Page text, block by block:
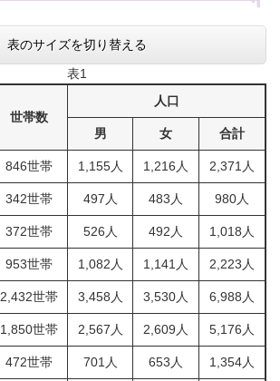
表のサイズを切り替える
表1
世帯数
人口
男 女 合計
846世帯 1,155人 1,216人 2,371人
342世帯 497人 483人 980人
372世帯 526人 492人 1,018人
953世帯 1,082人 1,141人 2,223人
2,432世帯 3,458人 3,530人 6,988人
1,850世帯 2,567人 2,609人 5,176人
472世帯 701人 653人 1,354人